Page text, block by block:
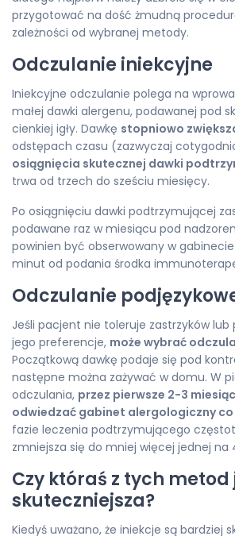
przygotować na dość żmudną
zależności od wybranej metody.
Odczulanie iniekcyjne
Iniekcyjne odczulanie polega na
małej dawki alergenu, podawanej pod
cienkiej igły. Dawkę stopniowo
odstępach czasu (zazwyczaj
osiągnięcia skutecznej dawki
trwa od trzech do sześciu miesięcy.
Po osiągnięciu dawki podtrzymującej
podawane raz w miesiącu pod
powinien być obserwowany w
minut od podania środka
Odczulanie
Jeśli pacjent nie toleruje zastrzyków
jego preferencje, może wybrać
Początkową dawkę podaje się pod
następne można zażywać w domu. W
odczulania, przez pierwsze 2-3
odwiedzać gabinet alergologiczny co
fazie leczenia podtrzymującego
zmniejsza się do mniej więcej jednej
Czy któraś z tych metod
skuteczniejsza?
Kiedyś uważano, że iniekcje są bardziej